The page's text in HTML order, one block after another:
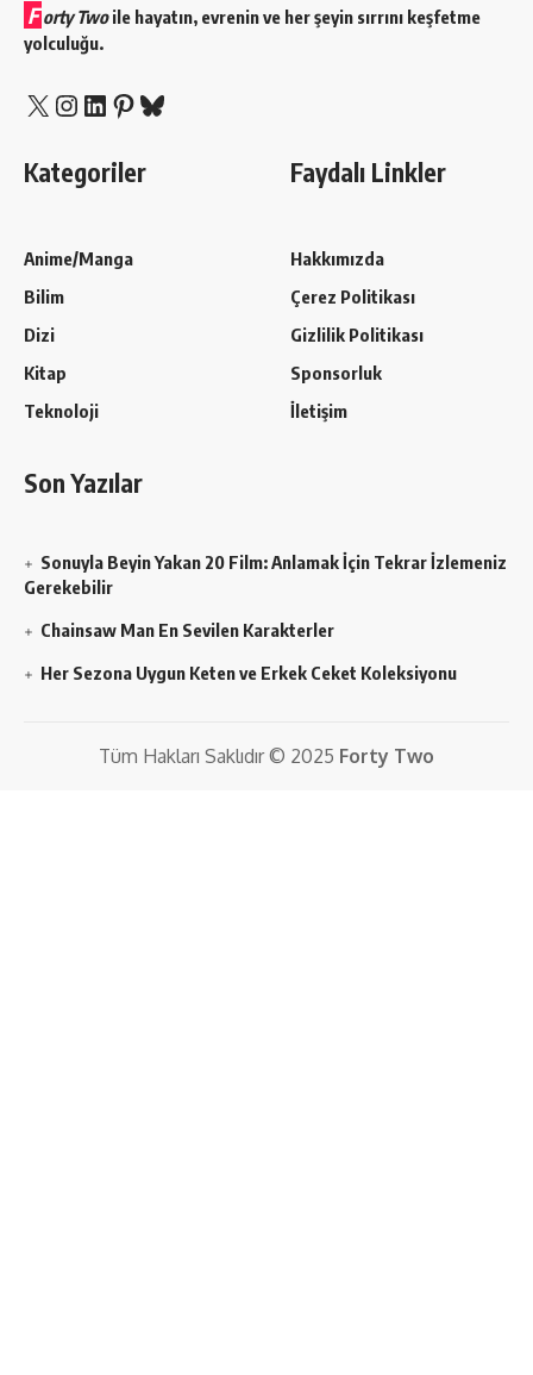
F orty Twoile hayatın, evrenin ve her şeyin sırrını keşfetme
yolculuğu.
X Instagram
LinkedIn
Pinterest
Bluesky
Kategoriler
Anime/Manga
Bilim
Dizi
Kitap
Teknoloji
Faydalı Linkler
Hakkımızda
Çerez Politikası
Gizlilik Politikası
Sponsorluk
İletişim
Son Yazılar
Sonuyla Beyin Yakan 20 Film: Anlamak İçin Tekrar İzlemeniz
Gerekebilir
Chainsaw Man En Sevilen Karakterler
Her Sezona Uygun Keten ve Erkek Ceket Koleksiyonu
Tüm Hakları Saklıdır © 2025 Forty Two